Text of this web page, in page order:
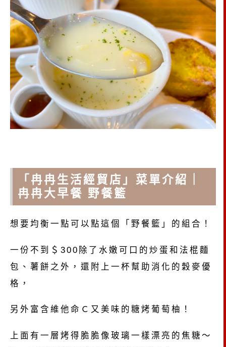
「冉冉生活經貿店」菜單介紹｜
冉冉大早餐 野餐籃
想要均衡一點可以點這個「野餐籃」的組合！
一份不到＄300除了水嫩可口的炒蛋和法棍麵
包、薯餅之外，還附上一杯幫助消化的穀麥優
格，
另外富含維他命Ｃ又美味的糖烤葡萄柚！
上面有一層烤得脆脆像玻璃一樣漂亮的焦糖～